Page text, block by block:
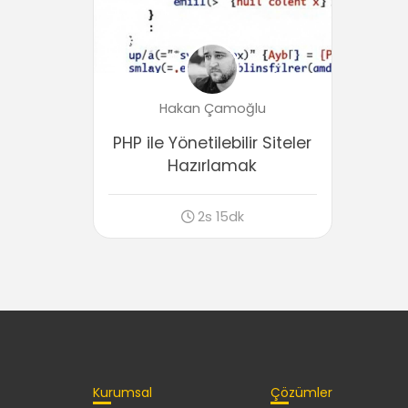
Hakan Çamoğlu
PHP ile Yönetilebilir Siteler
Hazırlamak
2s 15dk
Kurumsal Çözümler